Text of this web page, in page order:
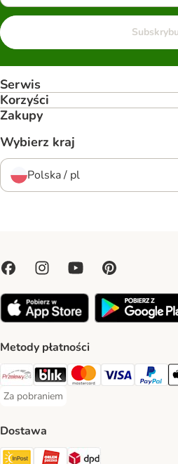
Serwis
Korzyści
Zakupy
Wybierz kraj
Polska / pl
Metody płatności
Przelewy24 Payment Method
Blik Payment Method
MasterCard Payment
Visa Payment
PayPal
Za pobraniem
Za pobraniem Payment Method
Dostawa
Paczkomat® Shipping Method
ORLEN Paczka Shipping